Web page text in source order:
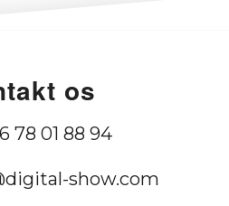
os
78 01 88 94
show.com